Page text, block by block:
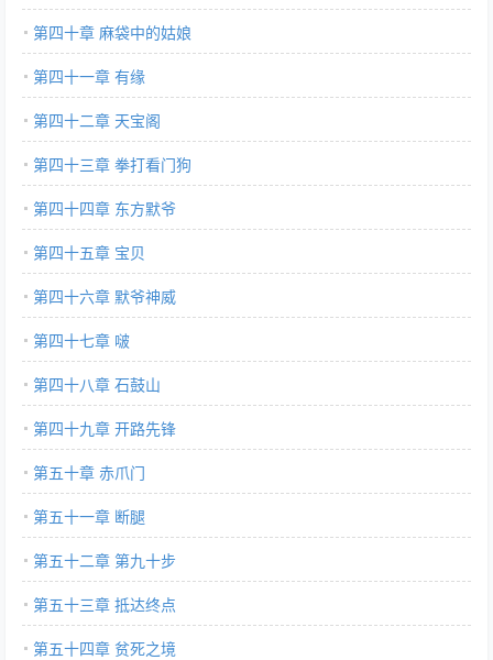
第四十章 麻袋中的姑娘
第四十一章 有缘
第四十二章 天宝阁
第四十三章 拳打看门狗
第四十四章 东方默爷
第四十五章 宝贝
第四十六章 默爷神威
第四十七章 啵
第四十八章 石鼓山
第四十九章 开路先锋
第五十章 赤爪门
第五十一章 断腿
第五十二章 第九十步
第五十三章 抵达终点
第五十四章 贫死之境